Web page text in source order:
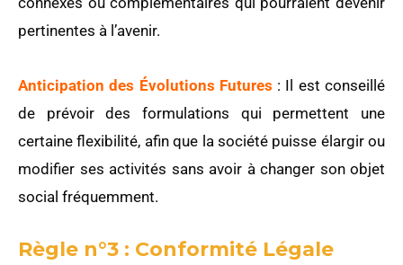
pertinentes à l’avenir.
Anticipation des Évolutions Futures : Il est conseillé
de prévoir des formulations qui permettent une
certaine flexibilité, afin que la société puisse élargir ou
modifier ses activités sans avoir à changer son objet
social fréquemment.
Règle n°3 : Conformité Légale